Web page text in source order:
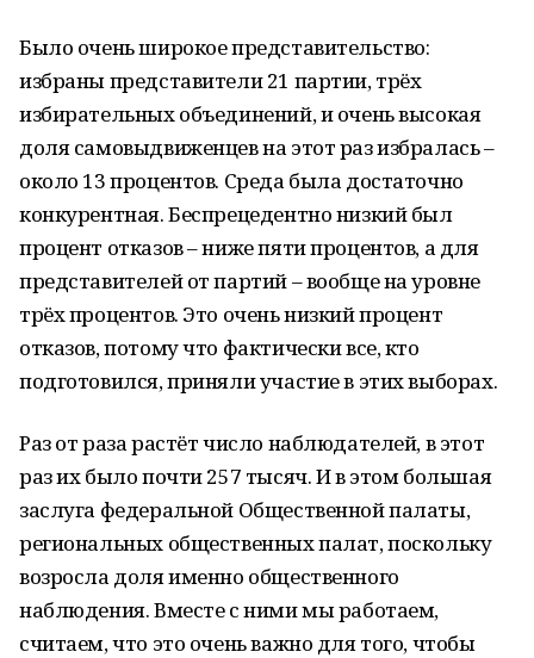
Было очень широкое представительство:
избраны представители 21 партии, трёх
избирательных объединений, и очень высокая
доля самовыдвиженцев на этот раз избралась –
около 13 процентов. Среда была достаточно
конкурентная. Беспрецедентно низкий был
процент отказов – ниже пяти процентов, а для
представителей от партий – вообще на уровне
трёх процентов. Это очень низкий процент
отказов, потому что фактически все, кто
подготовился, приняли участие в этих выборах.
Раз от раза растёт число наблюдателей, в этот
раз их было почти 257 тысяч. И в этом большая
заслуга федеральной Общественной палаты,
региональных общественных палат, поскольку
возросла доля именно общественного
наблюдения. Вместе с ними мы работаем,
считаем, что это очень важно для того, чтобы